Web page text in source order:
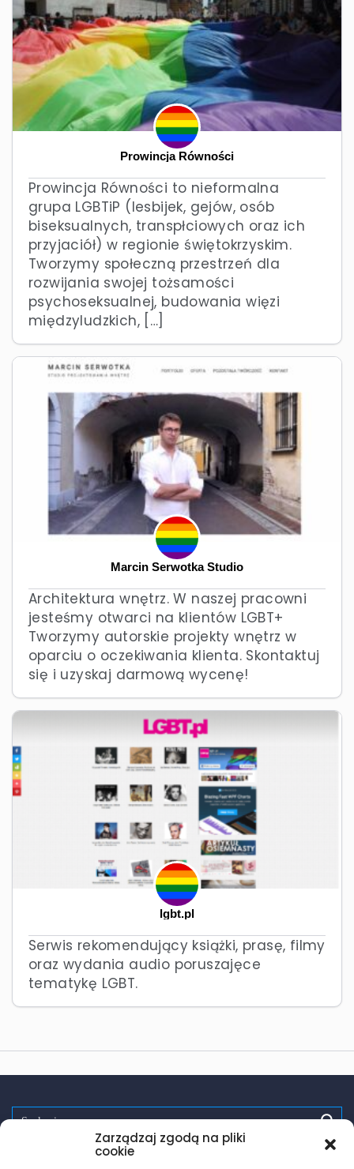
Zarządzaj zgodą na pliki
cookie
Prowincja Równości
Prowincja Równości to nieformalna
grupa LGBTiP (lesbijek, gejów, osób
biseksualnych, transpłciowych oraz ich
przyjaciół) w regionie świętokrzyskim.
Tworzymy społeczną przestrzeń dla
rozwijania swojej tożsamości
psychoseksualnej, budowania więzi
międzyludzkich, […]
Marcin Serwotka Studio
Architektura wnętrz. W naszej pracowni
jesteśmy otwarci na klientów LGBT+
Tworzymy autorskie projekty wnętrz w
oparciu o oczekiwania klienta. Skontaktuj
się i uzyskaj darmową wycenę!
lgbt.pl
Serwis rekomendujący książki, prasę, filmy
oraz wydania audio poruszajęce
tematykę LGBT.
randki wsparcie pomoc
testy hiv